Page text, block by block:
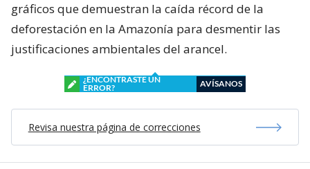
gráficos que demuestran la caída récord de la
deforestación en la Amazonía para desmentir las
justificaciones ambientales del arancel.
¿ENCONTRASTE UN
ERROR?
AVÍSANOS
Revisa nuestra página de correcciones